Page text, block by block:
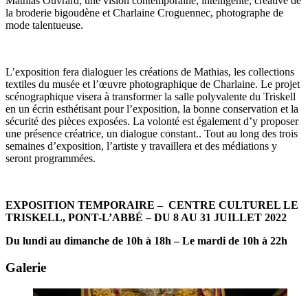
la broderie bigoudène et Charlaine Croguennec, photographe de
mode talentueuse.
L’exposition fera dialoguer les créations de Mathias, les collections
textiles du musée et l’œuvre photographique de Charlaine. Le projet
scénographique visera à transformer la salle polyvalente du Triskell
en un écrin esthétisant pour l’exposition, la bonne conservation et la
sécurité des pièces exposées. La volonté est également d’y proposer
une présence créatrice, un dialogue constant.. Tout au long des trois
semaines d’exposition, l’artiste y travaillera et des médiations y
seront programmées.
EXPOSITION TEMPORAIRE – CENTRE CULTUREL LE
TRISKELL, PONT-L’ABBÉ – DU 8 AU 31 JUILLET 2022
Du lundi au dimanche de 10h à 18h – Le mardi de 10h à 22h
Galerie